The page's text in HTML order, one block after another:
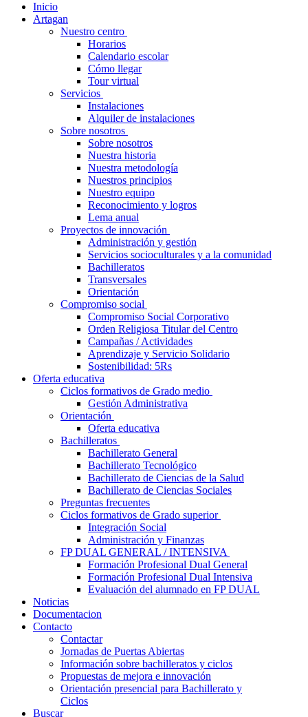
Inicio
Artagan
Nuestro centro
Horarios
Calendario escolar
Cómo llegar
Tour virtual
Servicios
Instalaciones
Alquiler de instalaciones
Sobre nosotros
Sobre nosotros
Nuestra historia
Nuestra metodología
Nuestros principios
Nuestro equipo
Reconocimiento y logros
Lema anual
Proyectos de innovación
Administración y gestión
Servicios socioculturales y a la comunidad
Bachilleratos
Transversales
Orientación
Compromiso social
Compromiso Social Corporativo
Orden Religiosa Titular del Centro
Campañas / Actividades
Aprendizaje y Servicio Solidario
Sostenibilidad: 5Rs
Oferta educativa
Ciclos formativos de Grado medio
Gestión Administrativa
Orientación
Oferta educativa
Bachilleratos
Bachillerato General
Bachillerato Tecnológico
Bachillerato de Ciencias de la Salud
Bachillerato de Ciencias Sociales
Preguntas frecuentes
Ciclos formativos de Grado superior
Integración Social
Administración y Finanzas
FP DUAL GENERAL / INTENSIVA
Formación Profesional Dual General
Formación Profesional Dual Intensiva
Evaluación del alumnado en FP DUAL
Noticias
Documentacion
Contacto
Contactar
Jornadas de Puertas Abiertas
Información sobre bachilleratos y ciclos
Propuestas de mejora e innovación
Orientación presencial para Bachillerato y
Ciclos
Buscar